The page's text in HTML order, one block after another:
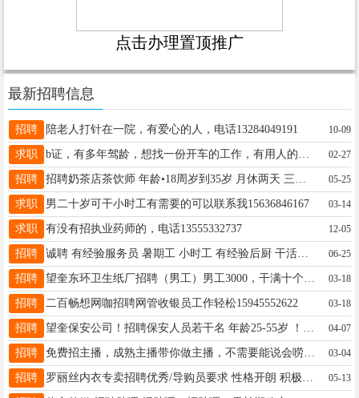
点击办理置顶推广
最新招聘信息
招聘 陪老人打针在一院，有爱心的人，电话13284049191 10-09
求职 02-27
招聘 05-25
求职 男二十岁可干小时工有需要的可以联系我15636846167 03-14
求职 有没有招执业药师的，电话13555332737 12-05
招聘 诚聘 有经验服务员 暑期工 小时工 有经验后厨 干活利索 13796975544 06-25
招聘 03-18
招聘 二百畅想网咖招聘网管收银员工作轻松15945552622 03-18
招聘 04-07
招聘 免费招主播，成熟主播带你做主播，不需要能说会唠，有人教，有人帮，有人带时间自由，宝妈，兼职人群都可以，绿色平台，健康直播，下播提现， 微信13199399011 03-04
招聘 05-13